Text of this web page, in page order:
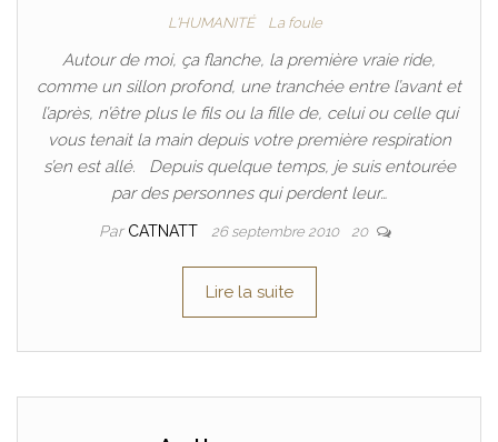
L'HUMANITÉ La foule
Autour de moi, ça flanche, la première vraie ride,
comme un sillon profond, une tranchée entre l’avant et
l’après, n’être plus le fils ou la fille de, celui ou celle qui
vous tenait la main depuis votre première respiration
s’en est allé. Depuis quelque temps, je suis entourée
par des personnes qui perdent leur…
Par CATNATT 26 septembre 2010 20
Lire la suite